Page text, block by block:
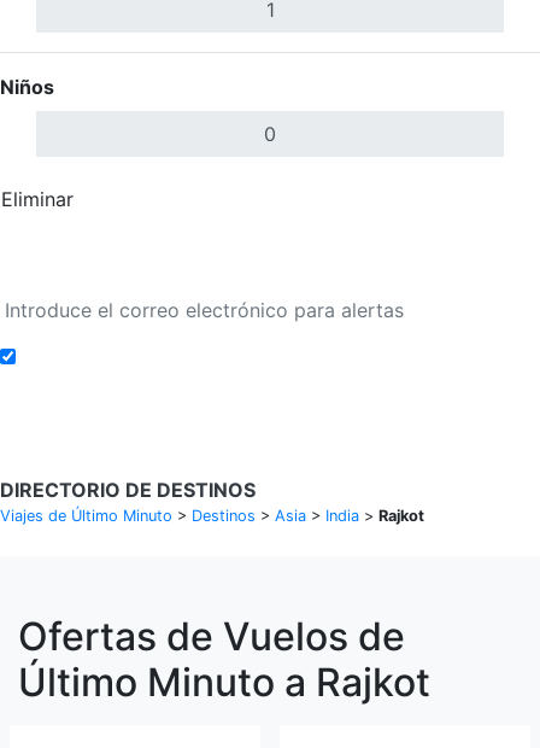
Niños
Eliminar
DIRECTORIO DE DESTINOS
Viajes de Último Minuto > Destinos > Asia > India > Rajkot
Ofertas de Vuelos de
Último Minuto a Rajkot